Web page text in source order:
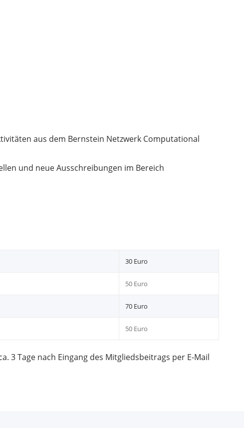
aus dem Bernstein Netzwerk Computational
und neue Ausschreibungen im Bereich
30 Euro
50 Euro
70 Euro
50 Euro
3 Tage nach Eingang des Mitgliedsbeitrags per E-Mail